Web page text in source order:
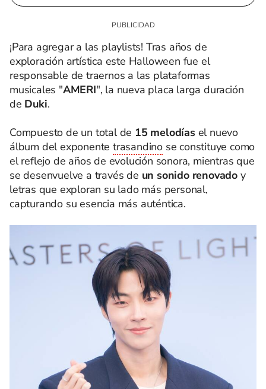
¡Para agregar a las playlists! Tras años de
exploración artística este Halloween fue el
responsable de traernos a las plataformas
musicales "AMERI", la nueva placa larga duración
de Duki.
Compuesto de un total de 15 melodías el nuevo
álbum del exponentetrasandino se constituye como
el reflejo de años de evolución sonora, mientras que
se desenvuelve a través de un sonido renovado y
letras que exploran su lado más personal,
capturando su esencia más auténtica.